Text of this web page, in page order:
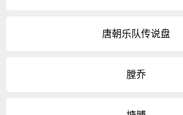
唐朝乐队传说盘
膛乔